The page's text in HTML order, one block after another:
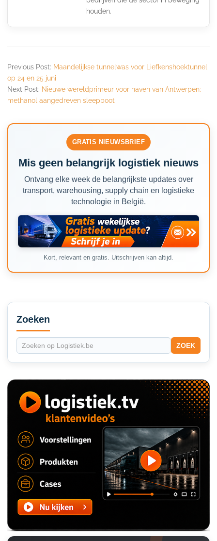
houden.
Previous Post: Maandelijkse tunnelwas voor Liefkenshoektunnel
op 24 en 25 juni
Next Post: Nieuwe wereldprimeur voor haven van Antwerpen:
methanol aangedreven sleepboot
GRATIS NIEUWSBRIEF
Mis geen belangrijk logistiek nieuws
Ontvang elke week de belangrijkste updates over
transport, warehousing, supply chain en logistieke
technologie in België.
Kort, relevant en gratis. Uitschrijven kan altijd.
Secondary
Sidebar
Zoeken
ZOEK